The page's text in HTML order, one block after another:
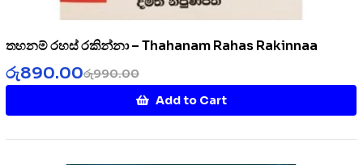
තහනම් රහස් රකින්නා – Thahanam Rahas Rakinnaa
රු990.00
රු890.00
Add to Cart